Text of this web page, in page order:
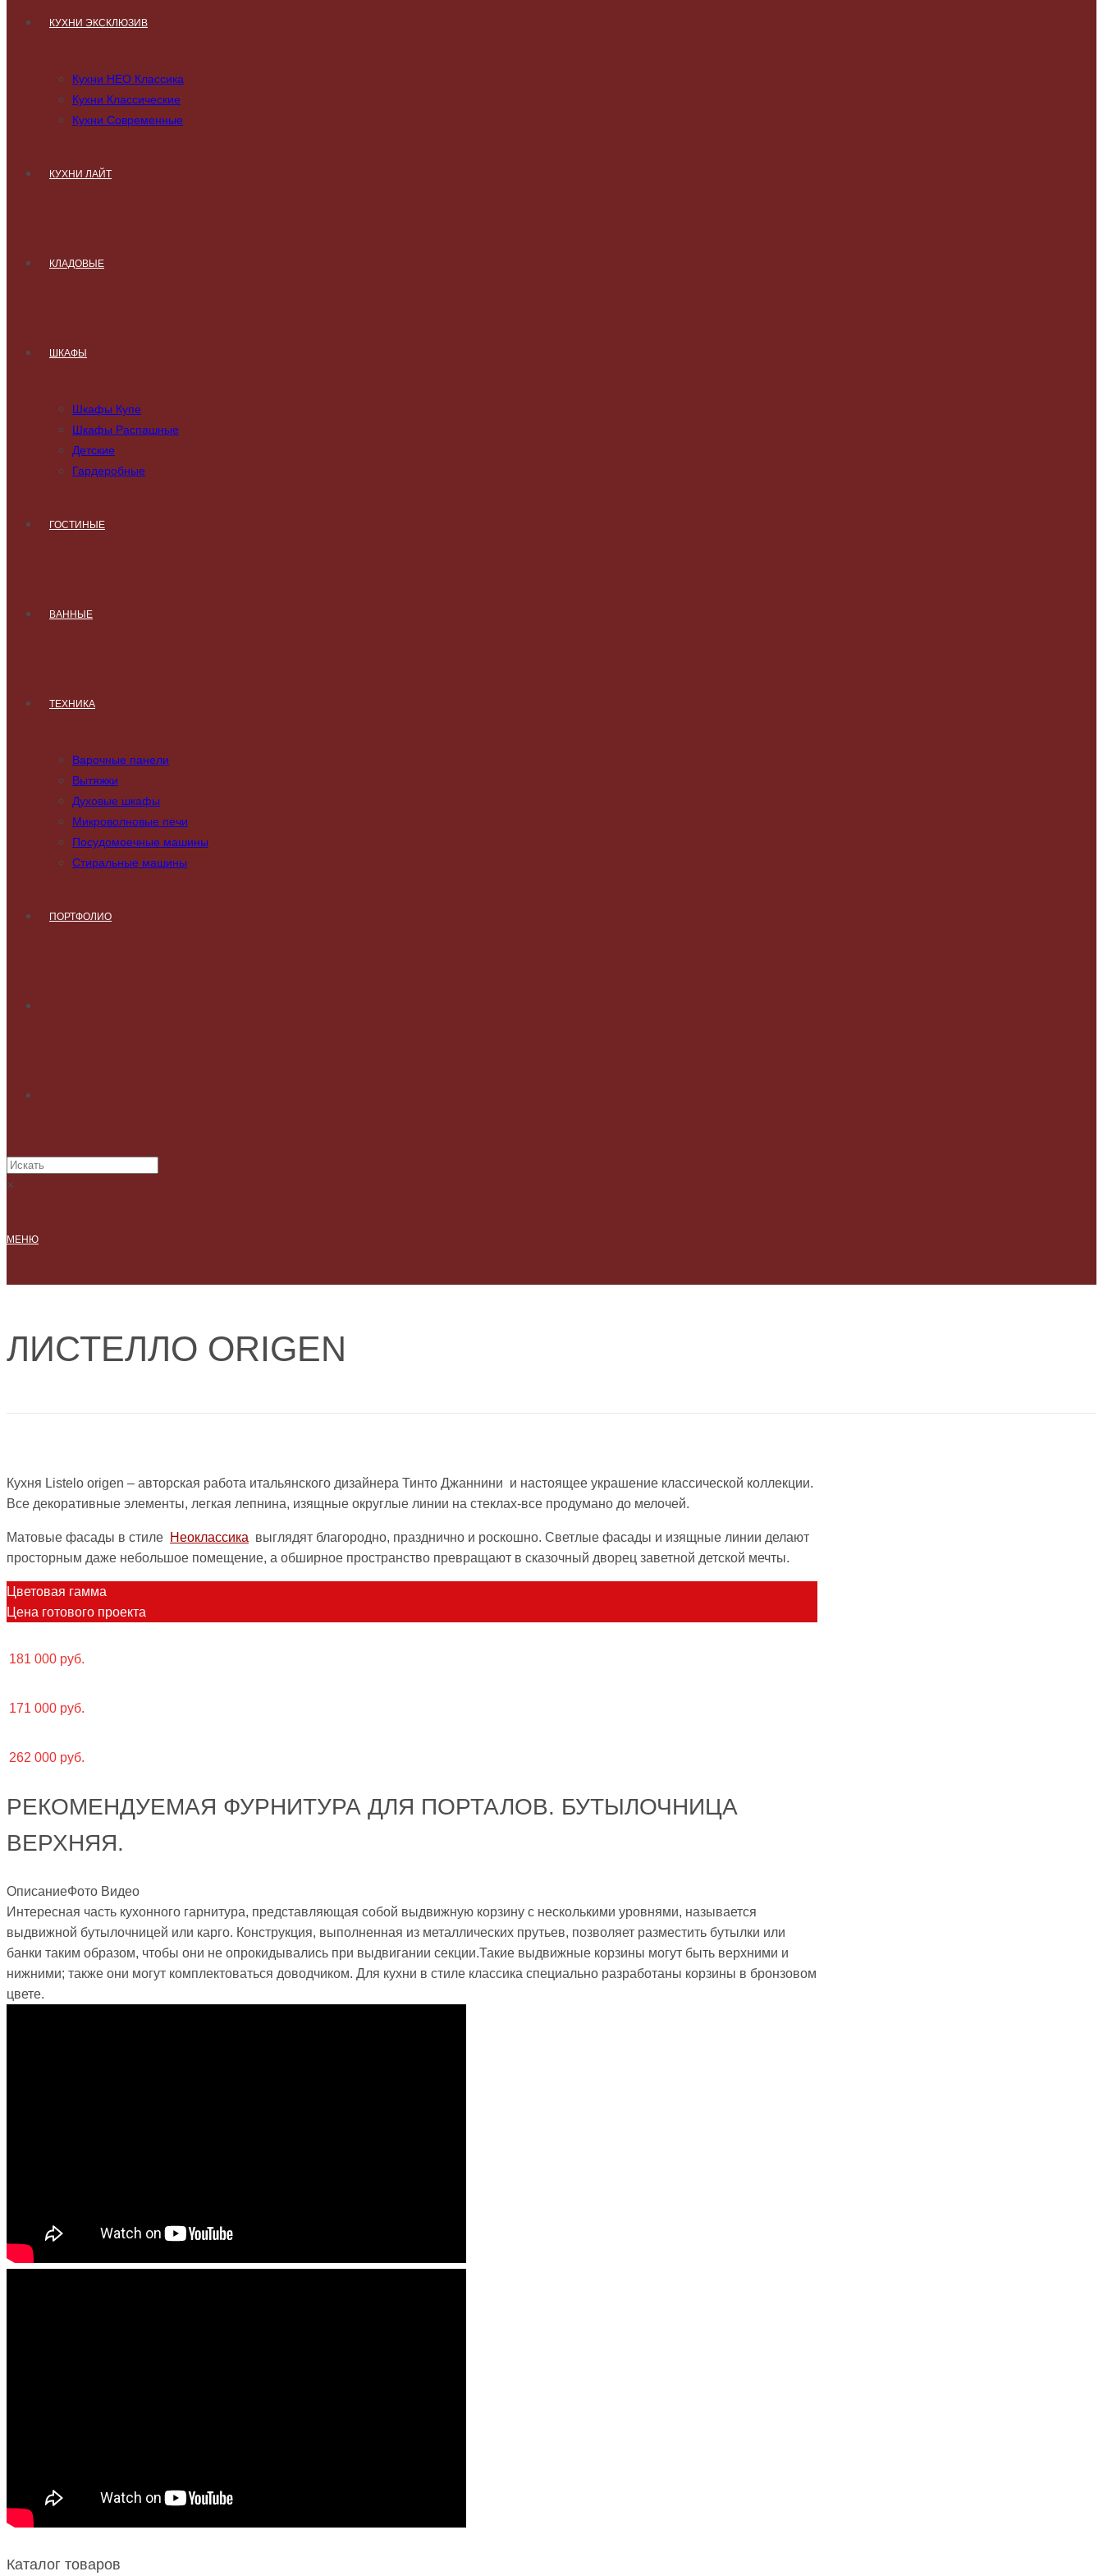
КУХНИ ЭКСКЛЮЗИВ
Кухни НЕО Классика
Кухни Классические
Кухни Современные
КУХНИ ЛАЙТ
КЛАДОВЫЕ
ШКАФЫ
Шкафы Купе
Шкафы Распашные
Детские
Гардеробные
ГОСТИНЫЕ
ВАННЫЕ
ТЕХНИКА
Варочные панели
Вытяжки
Духовые шкафы
Микроволновые печи
Посудомоечные машины
Стиральные машины
ПОРТФОЛИО
×
МЕНЮ
ЛИСТЕЛЛО ORIGЕN
Кухня Listelo origen – авторская работа итальянского дизайнера Тинто Джаннини и настоящее украшение классической коллекции.
Все декоративные элементы, легкая лепнина, изящные округлые линии на стеклах-все продумано до мелочей.
Матовые фасады в стиле Неоклассика выглядят благородно, празднично и роскошно. Светлые фасады и изящные линии делают
просторным даже небольшое помещение, а обширное пространство превращают в сказочный дворец заветной детской мечты.
Цветовая гамма
Цена готового проекта
181 000 руб.
171 000 руб.
262 000 руб.
РЕКОМЕНДУЕМАЯ ФУРНИТУРА ДЛЯ ПОРТАЛОВ. БУТЫЛОЧНИЦА
ВЕРХНЯЯ.
ОписаниеФото Видео
Интересная часть кухонного гарнитура, представляющая собой выдвижную корзину с несколькими уровнями, называется
выдвижной бутылочницей или карго. Конструкция, выполненная из металлических прутьев, позволяет разместить бутылки или
банки таким образом, чтобы они не опрокидывались при выдвигании секции.Такие выдвижные корзины могут быть верхними и
нижними; также они могут комплектоваться доводчиком. Для кухни в стиле классика специально разработаны корзины в бронзовом
цвете.
Каталог товаров